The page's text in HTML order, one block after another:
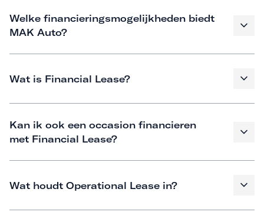
Welke financieringsmogelijkheden biedt
MAK Auto?
Wat is Financial Lease?
Kan ik ook een occasion financieren
met Financial Lease?
Wat houdt Operational Lease in?